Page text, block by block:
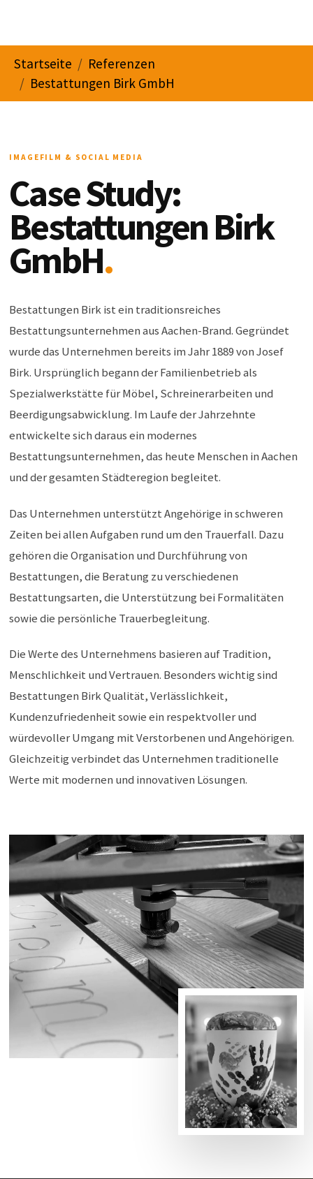
You are here:
Startseite
Referenzen
Bestattungen Birk GmbH
IMAGEFILM & SOCIAL MEDIA
Case Study:
Bestattungen Birk
GmbH.
Bestattungen Birk ist ein traditionsreiches
Bestattungsunternehmen aus Aachen-Brand. Gegründet
wurde das Unternehmen bereits im Jahr 1889 von Josef
Birk. Ursprünglich begann der Familienbetrieb als
Spezialwerkstätte für Möbel, Schreinerarbeiten und
Beerdigungsabwicklung. Im Laufe der Jahrzehnte
entwickelte sich daraus ein modernes
Bestattungsunternehmen, das heute Menschen in Aachen
und der gesamten Städteregion begleitet.
Das Unternehmen unterstützt Angehörige in schweren
Zeiten bei allen Aufgaben rund um den Trauerfall. Dazu
gehören die Organisation und Durchführung von
Bestattungen, die Beratung zu verschiedenen
Bestattungsarten, die Unterstützung bei Formalitäten
sowie die persönliche Trauerbegleitung.
Die Werte des Unternehmens basieren auf Tradition,
Menschlichkeit und Vertrauen. Besonders wichtig sind
Bestattungen Birk Qualität, Verlässlichkeit,
Kundenzufriedenheit sowie ein respektvoller und
würdevoller Umgang mit Verstorbenen und Angehörigen.
Gleichzeitig verbindet das Unternehmen traditionelle
Werte mit modernen und innovativen Lösungen.